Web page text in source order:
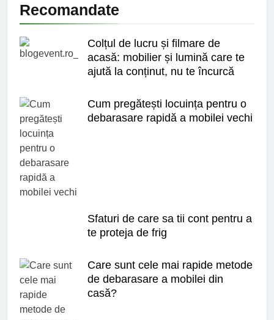
Recomandate
Colțul de lucru și filmare de
acasă: mobilier și lumină care te
ajută la conținut, nu te încurcă
Cum pregătești locuința pentru o
debarasare rapidă a mobilei vechi
Sfaturi de care sa tii cont pentru a
te proteja de frig
Care sunt cele mai rapide metode
de debarasare a mobilei din
casă?